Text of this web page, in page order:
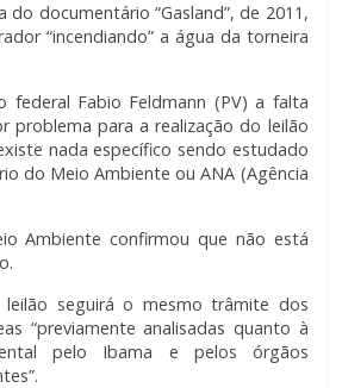
do documentário “Gasland”, de 2011,
“incendiando” a água da torneira
federal Fabio Feldmann (PV) a falta
problema para a realização do leilão
nada específico sendo estudado
do Meio Ambiente ou ANA (Agência
Ambiente confirmou que não está
leilão seguirá o mesmo trâmite dos
“previamente analisadas quanto à
pelo Ibama e pelos órgãos